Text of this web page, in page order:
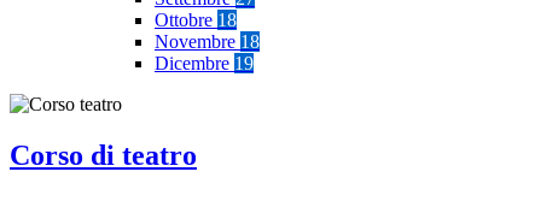
Ottobre 18
Novembre 18
Dicembre 19
Corso di teatro